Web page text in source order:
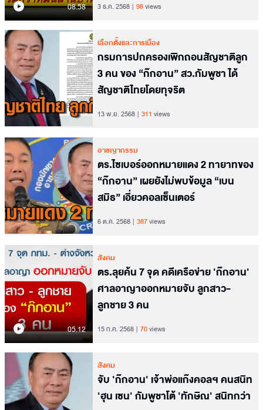
08.58 3 ธ.ค. 2568 98views
เลือกตั้งและการเมือง
กรมการปกครองเพิกถอนสัญชาติลูก
3 คน ของ “ก๊กอาน” สว.กัมพูชา ได้
สัญชาติไทยโดยทุจริต
13 พ.ย. 2568 311 views
อาชญากรรม
ตร.ไซเบอร์ออกหมายแดง 2 ทายาทของ
“ก๊กอาน” เผยยังไม่พบข้อมูล “เบน
สมิธ” เอี่ยวคอลเซ็นเตอร์
6 ต.ค. 2568 387views
05.12
สังคม
ตร.ลุยค้น 7 จุด คดีเครือข่าย 'ก๊กอาน'
ศาลอาญาออกหมายจับ ลูกสาว-
ลูกชาย 3 คน
15 ก.ค. 2568 70views
สังคม
จับ 'ก๊กอาน' เจ้าพ่อแก๊งคอลฯ คนสนิท
'ฮุน เซน' กัมพูชาโต้ 'ทักษิณ' สนิทกว่า